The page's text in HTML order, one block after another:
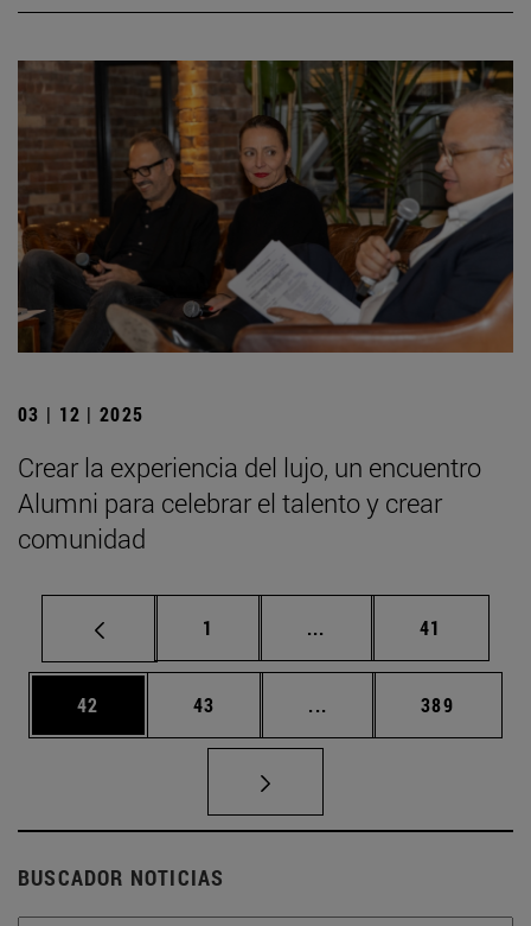
03 | 12 | 2025
Crear la experiencia del lujo, un encuentro
Alumni para celebrar el talento y crear
comunidad
Página
1 ... Páginas intermedias
Página
41
Página
42 Página
43 ... Páginas intermedias
Página
389
BUSCADOR NOTICIAS